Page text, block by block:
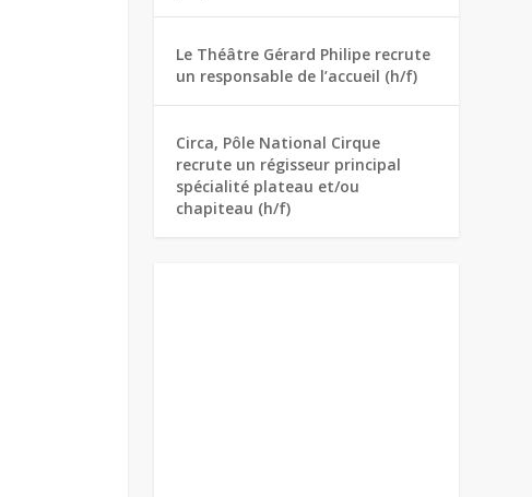
Le Théâtre Gérard Philipe recrute
un responsable de l’accueil (h/f)
Circa, Pôle National Cirque
recrute un régisseur principal
spécialité plateau et/ou
chapiteau (h/f)